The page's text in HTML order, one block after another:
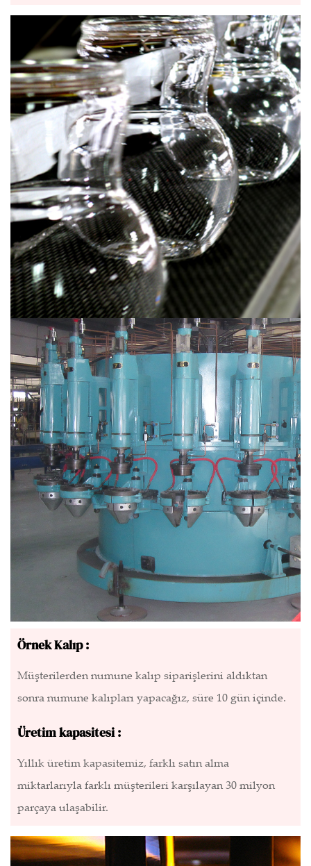
Örnek Kalıp :
Müşterilerden numune kalıp siparişlerini aldıktan
sonra numune kalıpları yapacağız, süre 10 gün içinde.
Üretim kapasitesi :
Yıllık üretim kapasitemiz, farklı satın alma
miktarlarıyla farklı müşterileri karşılayan 30 milyon
parçaya ulaşabilir.